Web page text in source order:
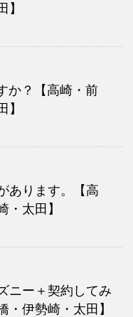
】
か？【高崎・前
】
あります。【高
・太田】
ニー＋契約してみ
伊勢崎・太田】